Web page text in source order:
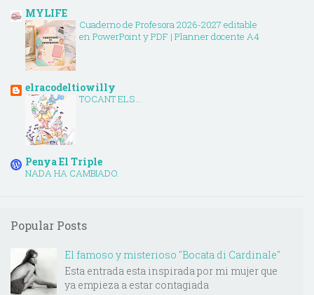
MYLIFE
Cuaderno de Profesora 2026-2027 editable
en PowerPoint y PDF | Planner docente A4
elracodeltiowilly
TOCANT ELS...
Penya El Triple
NADA HA CAMBIADO.
Popular Posts
El famoso y misterioso "Bocata di Cardinale"
Esta entrada esta inspirada por mi mujer que
ya empieza a estar contagiada